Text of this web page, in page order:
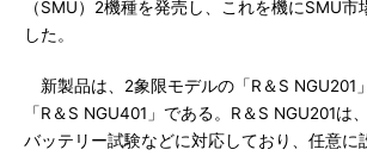
（SMU）2機種を発売し、これを機にSMU
した。
新製品は、2象限モデルの「R＆S NGU201
「R＆S NGU401」である。R＆S NGU201は
バッテリー試験などに対応しており、任意に